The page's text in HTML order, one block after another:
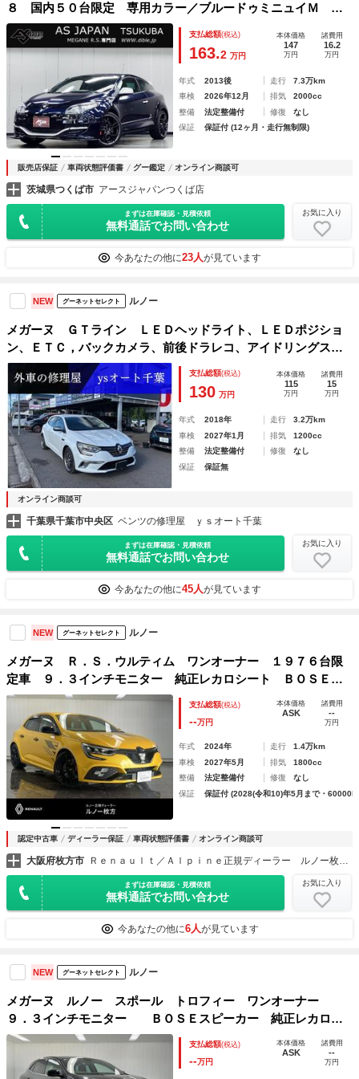
８ 国内５０台限定 専用カラー／ブルードゥミニュイＭ Ｏ
Ｐフジツボマフラー ＯＰ２ＤＩＮナビ フルセグ ＢＴ＆Ｕ
ＳＢ音楽 Ｂカメラ 専用１９ＡＷ キーレス２個 前後ソナ
ー ＥＴＣ ＨＩＤオートライト 禁煙
支払総額(税込)
163.2 万円
本体価格
147
万円
諸費用
16.2
万円
年式 2013後 走行
7.3万km
車検
2026年12月 排気
2000cc
整備
法定整備付 修復
なし
保証
保証付 (12ヶ月・走行無制限)
販売店保証 車両状態評価書 グー鑑定 オンライン商談可
茨城県つくば市 アースジャパンつくば店
まずは在庫確認・見積依頼
無料通話でお問い合わせ
お気に入り
今あなたの他に23人が見ています
NEW グーネットセレクト ルノー
メガーヌ ＧＴライン ＬＥＤヘッドライト、ＬＥＤポジショ
ン、ＥＴＣ，バックカメラ、前後ドラレコ、アイドリングスト
ップ、クルーズコントロール、社外１８インチアルミホイー
ル、前後ソナー、レーンアシスト
支払総額(税込)
130 万円
本体価格
115
万円
諸費用
15
万円
年式 2018年 走行
3.2万km
車検
2027年1月 排気
1200cc
整備
法定整備付 修復
なし
保証
保証無
オンライン商談可
千葉県千葉市中央区 ベンツの修理屋 ｙｓオート千葉
まずは在庫確認・見積依頼
無料通話でお問い合わせ
お気に入り
今あなたの他に45人が見ています
NEW グーネットセレクト ルノー
メガーヌ Ｒ．Ｓ．ウルティム ワンオーナー １９７６台限
定車 ９．３インチモニター 純正レカロシート ＢＯＳＥス
ピーカー ブレンボブレーキキャリパー ＡｐｐｌｅＣａｒｐ
ｌａｙ Ｂｌｕｅｔｏｏｔｈ ＬＥＤヘッドライト バックカ
メラ
支払総額(税込)
--万円
本体価格
ASK
諸費用
--
万円
年式 2024年 走行
1.4万km
車検
2027年5月 排気
1800cc
整備
法定整備付 修復
なし
保証
保証付 (2028(令和10)年5月まで・
認定中古車 ディーラー保証 車両状態評価書 オンライン商談可
大阪府枚方市
まずは在庫確認・見積依頼
無料通話でお問い合わせ
お気に入り
今あなたの他に6人が見ています
NEW グーネットセレクト ルノー
メガーヌ ルノー スポール トロフィー ワンオーナー
９．３インチモニター ＢＯＳＥスピーカー 純正レカロシ
ート ブレンボブレーキキャリパー ＡｐｐｌｅＣａｒｐｌａ
ｙ Ｂｌｕｅｔｏｏｔｈ ＬＥＤヘッドライト バックカメ
ラ 前面衝突警報
支払総額(税込)
--万円
本体価格
ASK
諸費用
--
万円